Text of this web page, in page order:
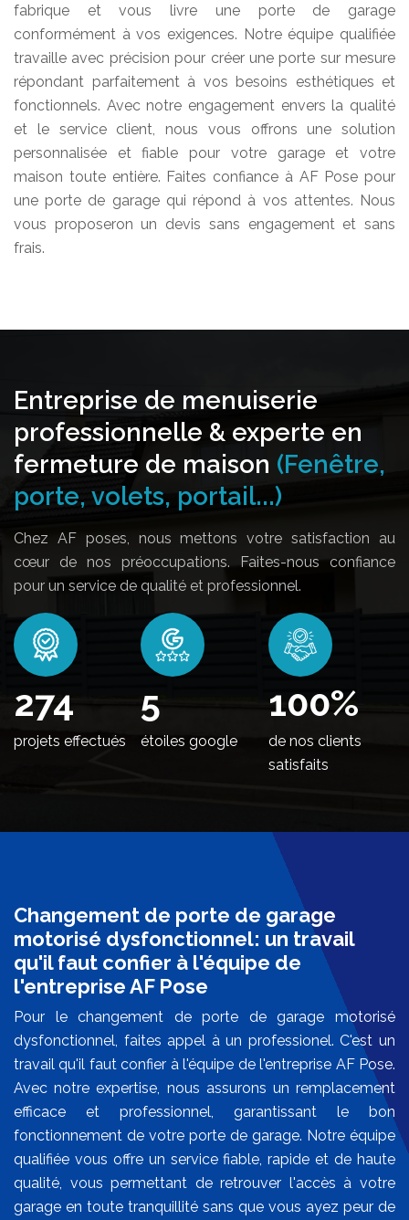
fabrique et vous livre une porte de garage
conformément à vos exigences. Notre équipe qualifiée
travaille avec précision pour créer une porte sur mesure
répondant parfaitement à vos besoins esthétiques et
fonctionnels. Avec notre engagement envers la qualité
et le service client, nous vous offrons une solution
personnalisée et fiable pour votre garage et votre
maison toute entière. Faites confiance à AF Pose pour
une porte de garage qui répond à vos attentes. Nous
vous proposeron un devis sans engagement et sans
frais.
Entreprise de menuiserie
professionnelle & experte en
fermeture de maison (Fenêtre,
porte, volets, portail...)
Chez AF poses, nous mettons votre satisfaction au
cœur de nos préoccupations. Faites-nous confiance
pour un service de qualité et professionnel.
328
projets effectués
5
étoiles google
100%
de nos clients
satisfaits
Changement de porte de garage
motorisé dysfonctionnel: un travail
qu'il faut confier à l'équipe de
l'entreprise AF Pose
Pour le changement de porte de garage motorisé
dysfonctionnel, faites appel à un professionel. C'est un
travail qu'il faut confier à l'équipe de l'entreprise AF Pose.
Avec notre expertise, nous assurons un remplacement
efficace et professionnel, garantissant le bon
fonctionnement de votre porte de garage. Notre équipe
qualifiée vous offre un service fiable, rapide et de haute
qualité, vous permettant de retrouver l'accès à votre
garage en toute tranquillité sans que vous ayez peur de